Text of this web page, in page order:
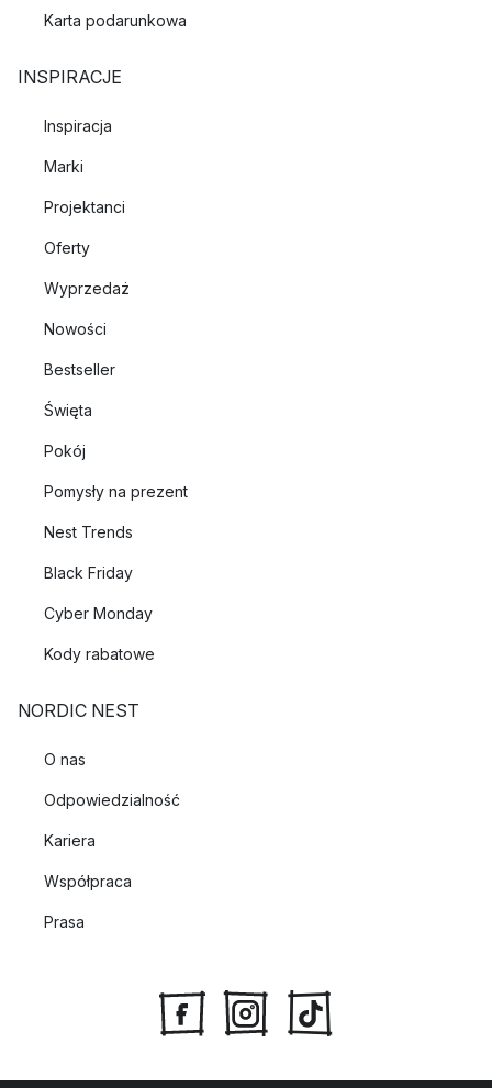
Karta podarunkowa
INSPIRACJE
Inspiracja
Marki
Projektanci
Oferty
Wyprzedaż
Nowości
Bestseller
Święta
Pokój
Pomysły na prezent
Nest Trends
Black Friday
Cyber Monday
Kody rabatowe
NORDIC NEST
O nas
Odpowiedzialność
Kariera
Współpraca
Prasa